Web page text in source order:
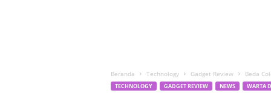
Beranda Technology Gadget Review Beda
TECHNOLOGY GADGET REVIEW NEWS WARTA